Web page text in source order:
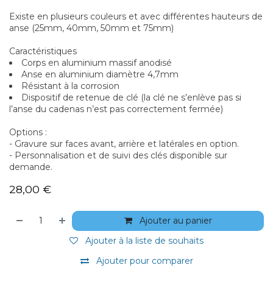
Existe en plusieurs couleurs et avec différentes hauteurs de
anse (25mm, 40mm, 50mm et 75mm)
Caractéristiques
Corps en aluminium massif anodisé
Anse en aluminium diamètre 4,7mm
Résistant à la corrosion
Dispositif de retenue de clé (la clé ne s’enlève pas si
l’anse du cadenas n’est pas correctement fermée)
Options :
- Gravure sur faces avant, arrière et latérales en option.
- Personnalisation et de suivi des clés disponible sur
demande.
28,00 €
Ajouter au panier
Ajouter pour comparer
Ajouter à la liste de souhaits